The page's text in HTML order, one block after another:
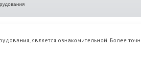
является ознакомительной. Более